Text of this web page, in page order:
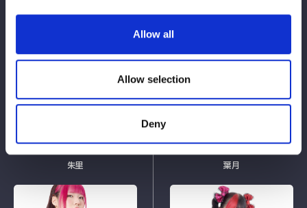
Allow all
Allow selection
Deny
朱里 葉月